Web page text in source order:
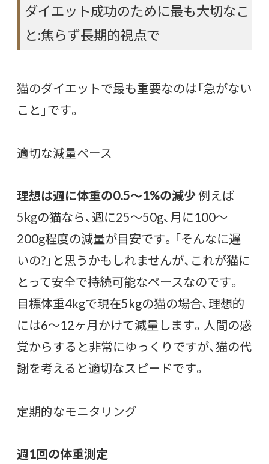
ダイエット成功のために最も大切なこ
と:焦らず長期的視点で
猫のダイエットで最も重要なのは「急がない
こと」です。
適切な減量ペース
理想は週に体重の0.5〜1%の減少例えば
5kgの猫なら、週に25〜50g、月に100〜
200g程度の減量が目安です。「そんなに遅
いの?」と思うかもしれませんが、これが猫に
とって安全で持続可能なペースなのです。
目標体重4kgで現在5kgの猫の場合、理想的
には6〜12ヶ月かけて減量します。人間の感
覚からすると非常にゆっくりですが、猫の代
謝を考えると適切なスピードです。
定期的なモニタリング
週1回の体重測定